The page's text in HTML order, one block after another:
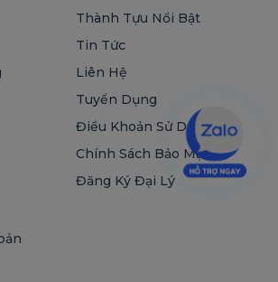
Thành Tựu Nổi Bật
Tin Tức
Liên Hệ
Tuyển Dụng
Điều Khoản Sử Dụng
Chính Sách Bảo Mật
Đăng Ký Đại Lý